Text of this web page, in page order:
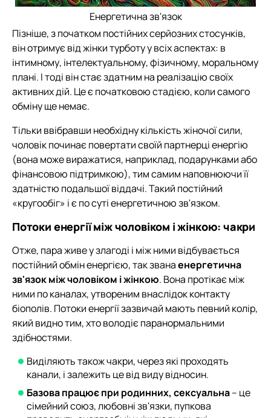
Енергетична зв'язок
Пізніше, з початком постійних серйозних стосунків,
він отримує від жінки турботу у всіх аспектах: в
інтимному, інтелектуальному, фізичному, моральному
плані. І тоді він стає здатним на реалізацію своїх
активних дій. Це є початковою стадією, коли самого
обміну ще немає.
Тільки ввібравши необхідну кількість жіночої сили,
чоловік починає повертати своїй партнерці енергію
(вона може виражатися, наприклад, подарунками або
фінансовою підтримкою), тим самим наповнюючи її
здатністю подальшої віддачі. Такий постійний
«кругообіг» і є по суті енергетичною зв'язком.
Потоки енергії між чоловіком і жінкою: чакри
Отже, пара живе у злагоді і між ними відбувається
постійний обмін енергією, так званаенергетична
зв'язок між чоловіком і жінкою. Вона протікає між
ними по каналах, утвореним внаслідок контакту
біополів. Потоки енергії зазвичай мають певний колір,
який видно тим, хто володіє паранормальними
здібностями.
Виділяють також чакри, через які проходять
канали, і залежить це від виду відносин.
Базова працює при родинних, сексуальна– це
сімейний союз, любовні зв'язки, пупкова